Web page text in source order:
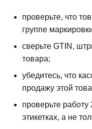
проверьте, что
группе
сверьте GTIN,
товара;
убедитесь, что
продажу этой
проверьте
этикетках, а не